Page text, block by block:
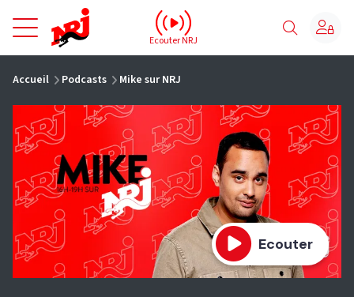
NRJ - Accueil
Ecouter NRJ
Accueil Podcasts Mike sur NRJ
Ecouter